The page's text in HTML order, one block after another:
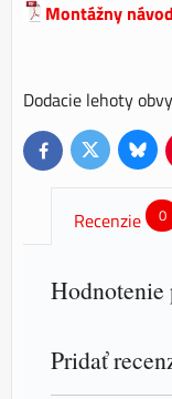
Montážny návod
Dodacie lehoty
FacebookTwitter
Recenzie 0
Hodnotenie
Pridať